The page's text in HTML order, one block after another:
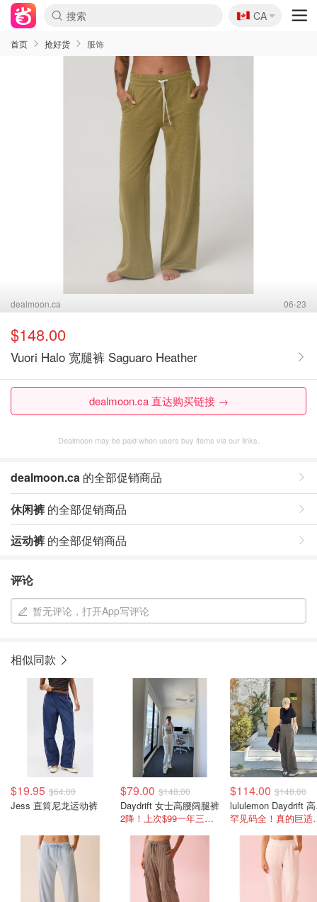
🇨🇦
CA
首页 抢好货 服饰
dealmoon.ca 06-23
$148.00
Vuori Halo 宽腿裤 Saguaro Heather
dealmoon.ca 直达购买链接 →
Dealmoon may be paid when users buy items via our links.
dealmoon.ca 的全部促销商品
休闲裤 的全部促销商品
运动裤 的全部促销商品
评论
暂无评论，打开App写评论
相似同款
$19.95 $64.00
Jess 直筒尼龙运动裤
$79.00 $148.00
Daydrift 女士高腰阔腿裤
2降！上次$99一年三季都能穿！
$114.00 $148.00
罕见码